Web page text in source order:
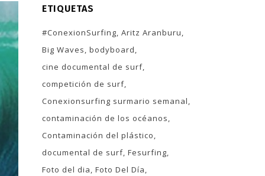
ETIQUETAS
#ConexionSurfing Aritz Aranburu
Big Waves bodyboard
cine documental de surf
competición de surf
Conexionsurfing surmario semanal
contaminación de los océanos
Contaminación del plástico
documental de surf Fesurfing
Foto del dia Foto Del Día